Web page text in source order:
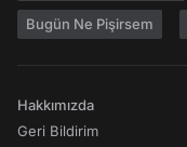
Bugün Ne Pişirsem
Hakkımızda
Geri Bildirim